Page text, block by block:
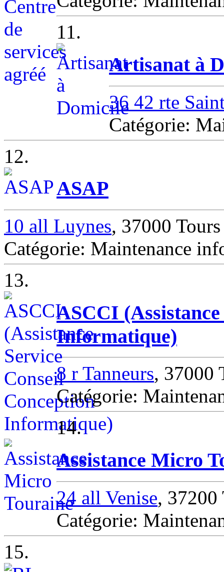
11.
Artisanat à
36 42 rte
Catégorie:
12.
ASAP
10 all Luynes, 37000 Tours
Catégorie: Maintenance
13.
ASCCI
Informatique)
8 r Tanneurs, 37000
Catégorie:
14.
Assistance Micro
24 all Venise, 37200
Catégorie:
15.